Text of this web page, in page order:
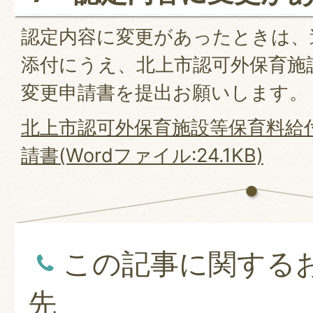
認定内容に変更があったときは
添付にうえ、北上市認可外保育
変更申請書を提出お願いします。
北上市認可外保育施設等保育料給
請書(Wordファイル:24.1KB)
この記事に関する
先